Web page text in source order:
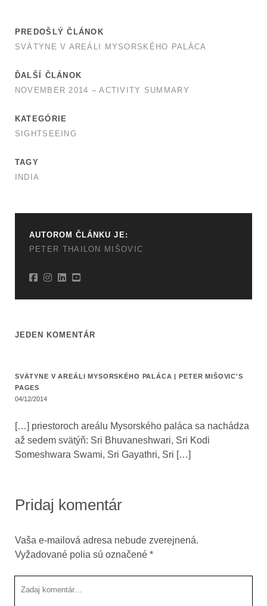
PREDOŠLÝ ČLÁNOK
SVÄTYNE V AREÁLI MYSORSKÉHO PALÁCA
ĎALŠÍ ČLÁNOK
NOVEMBER 2014 – ACTIVITY SUMMARY
KATEGÓRIE
SIGHTSEEING
TAGY
INDIA
AUTOROM ČLÁNKU JE:
PETER THAILON MIŠOVIC
JEDEN KOMENTÁR
SVÄTYNE V AREÁLI MYSORSKÉHO PALÁCA | PETER MIŠOVIC'S
PAGES
04/12/2014
[…] priestoroch areálu Mysorského paláca sa nachádza
až sedem svätýň: Sri Bhuvaneshwari, Sri Kodi
Someshwara Swami, Sri Gayathri, Sri […]
Pridaj komentár
Vaša e-mailová adresa nebude zverejnená.
Vyžadované polia sú označené *
komentár